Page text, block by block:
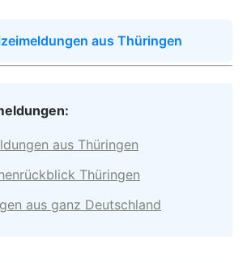
aus Thüringen
aus Thüringen
Thüringen
aus ganz Deutschland